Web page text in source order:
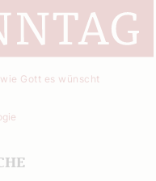
Gott es wünscht